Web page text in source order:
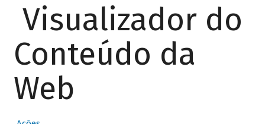
Visualizador do
Conteúdo da
Web